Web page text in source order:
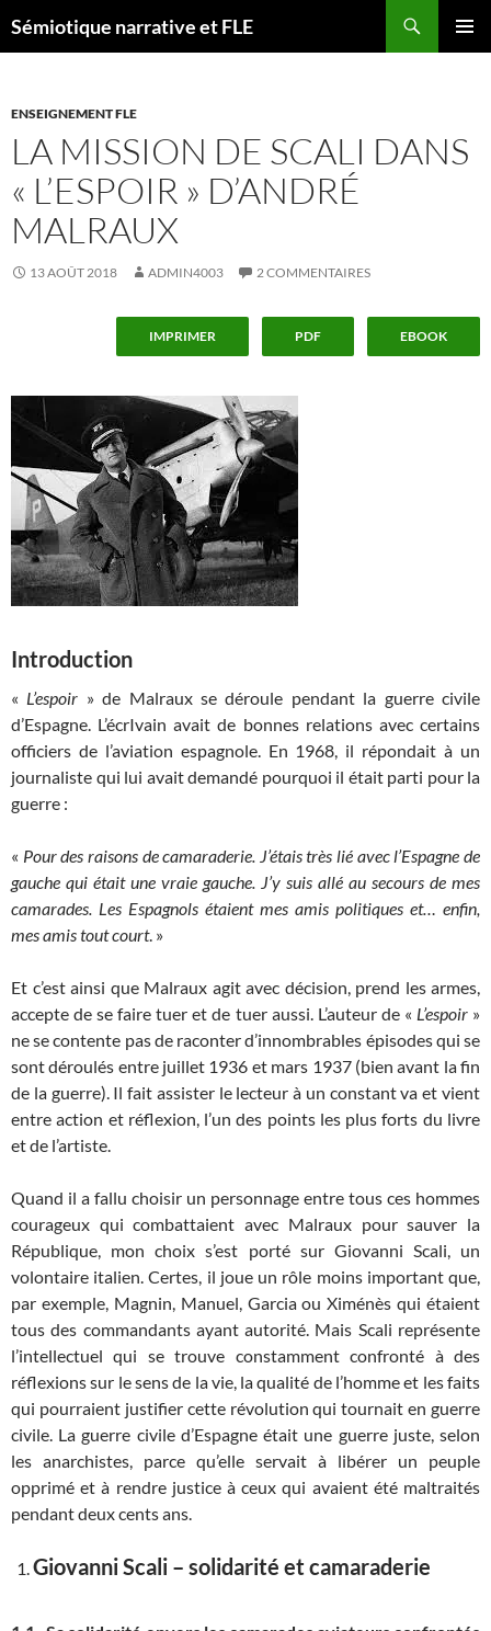
auSémiotique narrative et FLE
ENSEIGNEMENT FLE
LA MISSION DE SCALI DANS
« L’ESPOIR » D’ANDRÉ
MALRAUX
13 AOÛT 2018 ADMIN4003 2 COMMENTAIRES
IMPRIMER PDF EBOOK
Introduction
« L’espoir » de Malraux se déroule pendant la guerre civile
d’Espagne. L’écrIvain avait de bonnes relations avec certains
officiers de l’aviation espagnole. En 1968, il répondait à un
journaliste qui lui avait demandé pourquoi il était parti pour la
guerre :
« Pour des raisons de camaraderie. J’étais très lié avec l’Espagne de
gauche qui était une vraie gauche. J’y suis allé au secours de mes
camarades. Les Espagnols étaient mes amis politiques et… enfin,
mes amis tout court. »
Et c’est ainsi que Malraux agit avec décision, prend les armes,
accepte de se faire tuer et de tuer aussi. L’auteur de « L’espoir»
ne se contente pas de raconter d’innombrables épisodes qui se
sont déroulés entre juillet 1936 et mars 1937 (bien avant la fin
de la guerre). Il fait assister le lecteur à un constant va et vient
entre action et réflexion, l’un des points les plus forts du livre
et de l’artiste.
Quand il a fallu choisir un personnage entre tous ces hommes
courageux qui combattaient avec Malraux pour sauver la
République, mon choix s’est porté sur Giovanni Scali, un
volontaire italien. Certes, il joue un rôle moins important que,
par exemple, Magnin, Manuel, Garcia ou Ximénès qui étaient
tous des commandants ayant autorité. Mais Scali représente
l’intellectuel qui se trouve constamment confronté à des
réflexions sur le sens de la vie, la qualité de l’homme et les faits
qui pourraient justifier cette révolution qui tournait en guerre
civile. La guerre civile d’Espagne était une guerre juste, selon
les anarchistes, parce qu’elle servait à libérer un peuple
opprimé et à rendre justice à ceux qui avaient été maltraités
pendant deux cents ans.
Giovanni Scali – solidarité et camaraderie